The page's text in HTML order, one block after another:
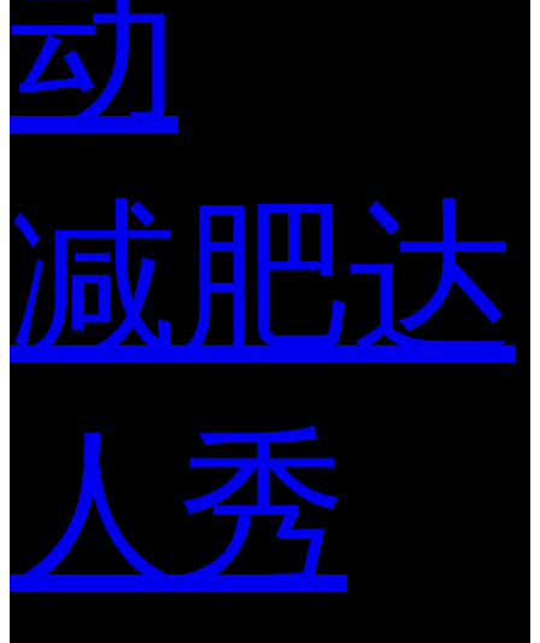
动
减肥达
人秀